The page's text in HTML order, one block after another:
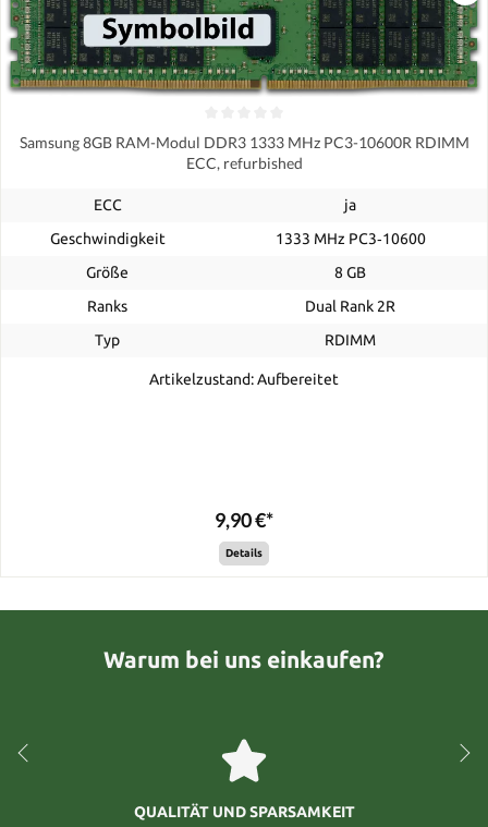
Samsung 8GB RAM-Modul DDR3 1333 MHz PC3-10600R RDIMM
ECC, refurbished
ECC
ja
Geschwindigkeit
1333 MHz PC3‑10600
Größe
8 GB
Ranks
Dual Rank 2R
Typ
RDIMM
Artikelzustand: Aufbereitet
9,90 €*
Details
Warum bei uns einkaufen?
QUALITÄT UND SPARSAMKEIT